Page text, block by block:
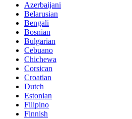
Azerbaijani
Belarusian
Bengali
Bosnian
Bulgarian
Cebuano
Chichewa
Corsican
Croatian
Dutch
Estonian
Filipino
Finnish